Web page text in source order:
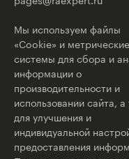
Мы используем файлы
«Cookie» и метрические
системы для сбора и
информации о
производительности и
использовании сайта,
для улучшения и
индивидуальной
предоставления